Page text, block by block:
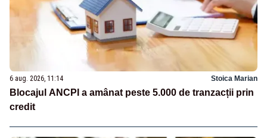
6 aug. 2026, 11:14 Stoica Marian
Blocajul ANCPI a amânat peste 5.000 de tranzacții prin
credit